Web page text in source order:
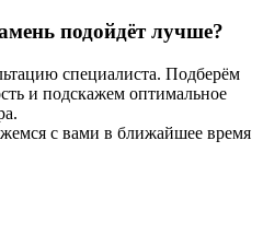
подойдёт лучше?
специалиста. Подберём
и подскажем оптимальное
с вами в ближайшее время